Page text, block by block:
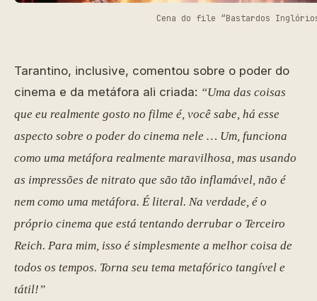
Cena do file “Bastardos
Tarantino, inclusive, comentou sobre o poder do
cinema e da metáfora ali criada: “Uma das coisas
que eu realmente gosto no filme é, você sabe, há esse
aspecto sobre o poder do cinema nele … Um, funciona
como uma metáfora realmente maravilhosa, mas usando
as impressões de nitrato que são tão inflamável, não é
nem como uma metáfora. É literal. Na verdade, é o
próprio cinema que está tentando derrubar o Terceiro
Reich. Para mim, isso é simplesmente a melhor coisa de
todos os tempos. Torna seu tema metafórico tangível e
tátil!”